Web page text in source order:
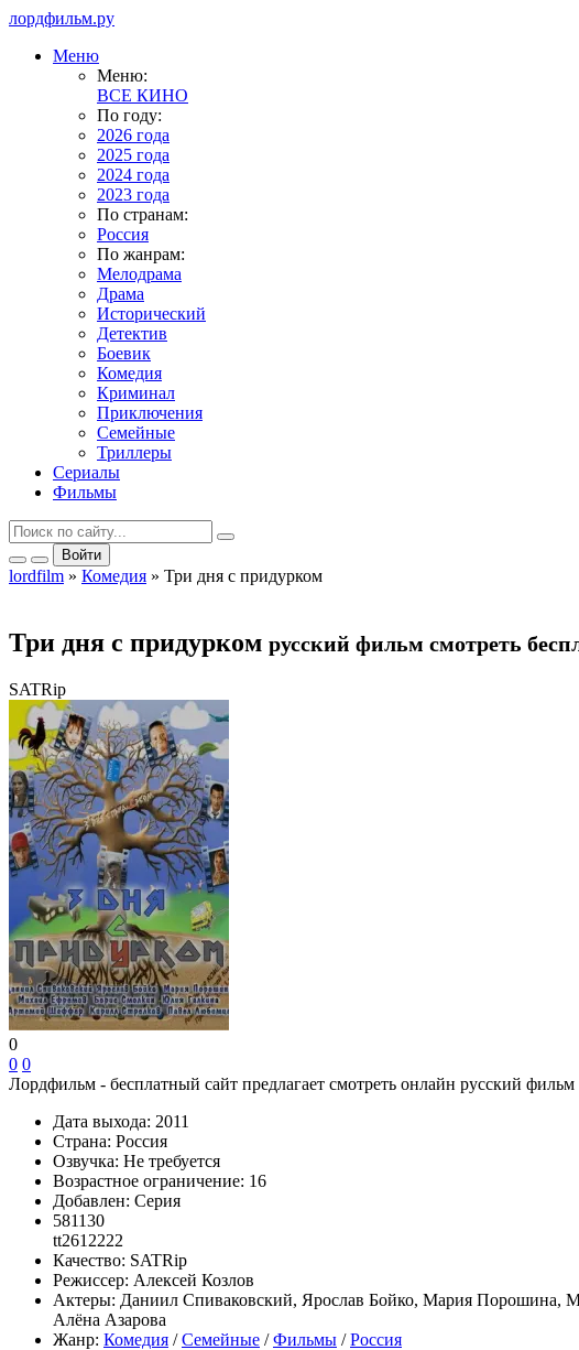
лордфильм.ру
Меню
Меню:
ВСЕ КИНО
По году:
2026 года
2025 года
2024 года
2023 года
По странам:
Россия
По жанрам:
Мелодрама
Драма
Исторический
Детектив
Боевик
Комедия
Криминал
Приключения
Семейные
Триллеры
Сериалы
Фильмы
Войти
lordfilm » Комедия » Три дня с придурком
Три дня с придурком русский фильм смотреть
SATRip
0
0 0
Лордфильм - бесплатный сайт предлагает смотреть онлайн русский
Дата выхода: 2011
Страна: Россия
Озвучка: Не требуется
Возрастное ограничение: 16
Добавлен: Серия
581130
tt2612222
Качество: SATRip
Режиссер: Алексей Козлов
Актеры: Даниил Спиваковский, Ярослав Бойко, Мария Порошина,
Алёна Азарова
Жанр: Комедия /Семейные /Фильмы /Россия